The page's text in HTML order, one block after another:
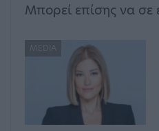
Μπορεί επίσης να σε
MEDIA